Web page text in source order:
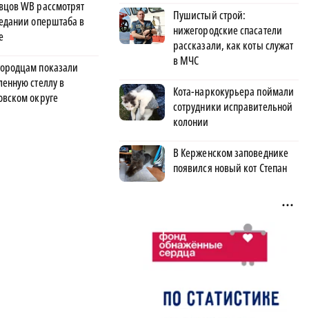
WB рассмотрят
оперштаба в
показали
стеллу в
округе
Пушистый строй:
нижегородские спасатели
рассказали, как коты служат
в МЧС
Кота-наркокурьера поймали
сотрудники исправительной
колонии
В Керженском заповеднике
появился новый кот Степан